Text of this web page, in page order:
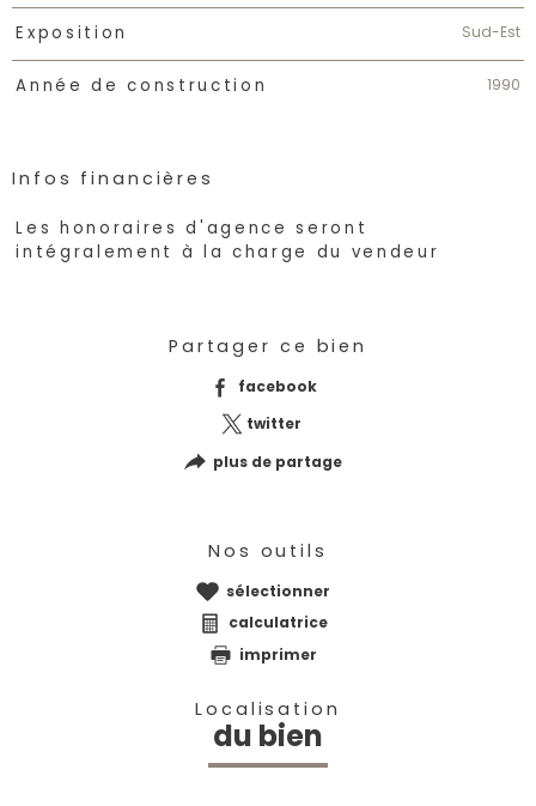
Exposition Sud-Est
Année de construction 1990
Infos financières
Caractéristiques Valeurs
Les honoraires d'agence seront
intégralement à la charge du vendeur
Partager ce bien
facebook
twitter
plus de partage
Nos outils
sélectionner
calculatrice
imprimer
Localisation
du bien